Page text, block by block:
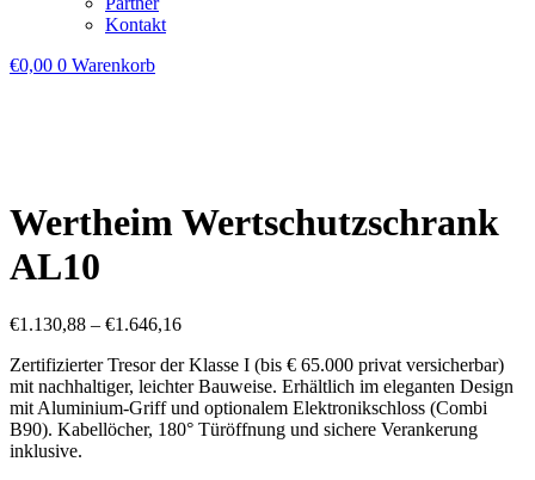
Kontakt
€0,00 0 Warenkorb
Wertheim Wertschutzschrank
AL10
€1.130,88 – €1.646,16
Zertifizierter Tresor der Klasse I (bis € 65.000 privat versicherbar)
mit nachhaltiger, leichter Bauweise. Erhältlich im eleganten Design
mit Aluminium-Griff und optionalem Elektronikschloss (Combi
B90). Kabellöcher, 180° Türöffnung und sichere Verankerung
inklusive.